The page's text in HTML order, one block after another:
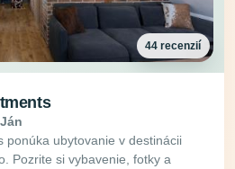
44 recenzií
ponúka ubytovanie v destinácii
Pozrite si vybavenie, fotky a